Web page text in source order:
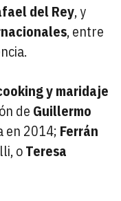
del Rey, y
, entre
y maridaje
de Guillermo
en 2014; Ferrán
oTeresa